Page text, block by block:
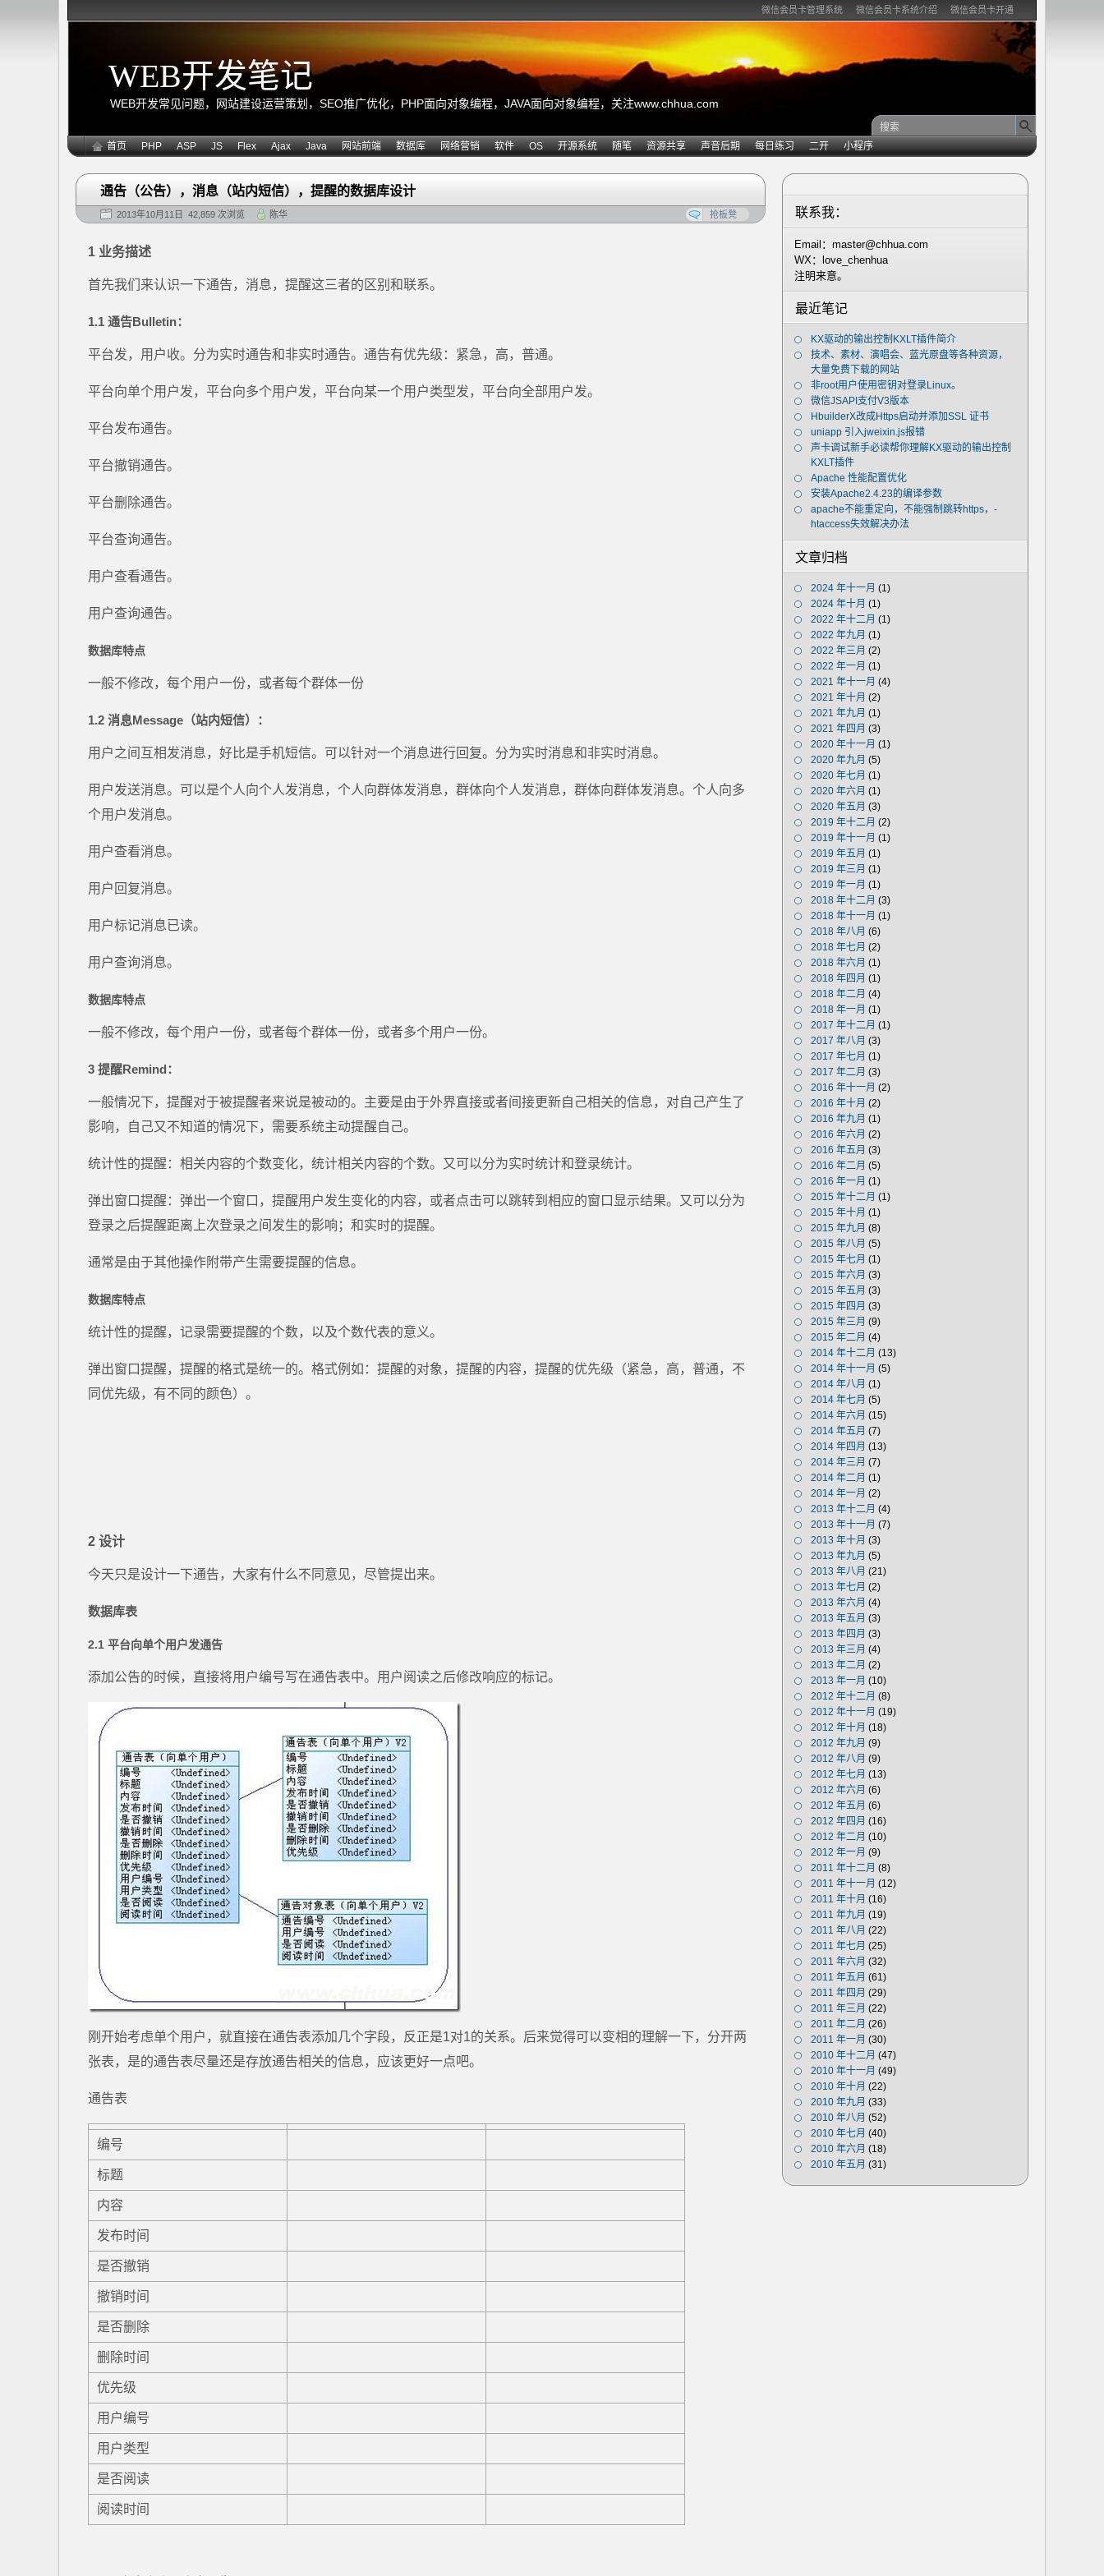
微信会员卡管理系统 微信会员卡系统介绍 微信会员卡开通
WEB开发笔记
WEB开发常见问题，网站建设运营策划，SEO推广优化，PHP面向对象编程，JAVA面向对象编程，关注www.chhua.com
首页 PHP ASP JS Flex Ajax Java 网站前端 数据库 网络营销 软件 OS 开源系统 随笔 资源共享 声音后期 每日练习 二开 小程序
通告（公告），消息（站内短信），提醒的数据库设计
2013年10月11日 42,859 次浏览 陈华 抢板凳
1 业务描述
首先我们来认识一下通告，消息，提醒这三者的区别和联系。
1.1 通告Bulletin：
平台发，用户收。分为实时通告和非实时通告。通告有优先级：紧急，高，普通。
平台向单个用户发，平台向多个用户发，平台向某一个用户类型发，平台向全部用户发。
平台发布通告。
平台撤销通告。
平台删除通告。
平台查询通告。
用户查看通告。
用户查询通告。
数据库特点
一般不修改，每个用户一份，或者每个群体一份
1.2 消息Message （站内短信）：
用户之间互相发消息，好比是手机短信。可以针对一个消息进行回复。分为实时消息和非实时消息。
用户发送消息。可以是个人向个人发消息，个人向群体发消息，群体向个人发消息，群体向群体发消息。个人向多
个用户发消息。
用户查看消息。
用户回复消息。
用户标记消息已读。
用户查询消息。
数据库特点
一般不修改，每个用户一份，或者每个群体一份，或者多个用户一份。
3 提醒Remind：
一般情况下，提醒对于被提醒者来说是被动的。主要是由于外界直接或者间接更新自己相关的信息，对自己产生了
影响，自己又不知道的情况下，需要系统主动提醒自己。
统计性的提醒：相关内容的个数变化，统计相关内容的个数。又可以分为实时统计和登录统计。
弹出窗口提醒：弹出一个窗口，提醒用户发生变化的内容，或者点击可以跳转到相应的窗口显示结果。又可以分为
登录之后提醒距离上次登录之间发生的影响；和实时的提醒。
通常是由于其他操作附带产生需要提醒的信息。
数据库特点
统计性的提醒，记录需要提醒的个数，以及个数代表的意义。
弹出窗口提醒，提醒的格式是统一的。格式例如：提醒的对象，提醒的内容，提醒的优先级（紧急，高，普通，不
同优先级，有不同的颜色）。
2 设计
今天只是设计一下通告，大家有什么不同意见，尽管提出来。
数据库表
2.1 平台向单个用户发通告
添加公告的时候，直接将用户编号写在通告表中。用户阅读之后修改响应的标记。
刚开始考虑单个用户，就直接在通告表添加几个字段，反正是1对1的关系。后来觉得可以变相的理解一下，分开两
张表，是的通告表尽量还是存放通告相关的信息，应该更好一点吧。
通告表
编号
标题
内容
发布时间
是否撤销
撤销时间
是否删除
删除时间
优先级
用户编号
用户类型
是否阅读
阅读时间
联系我：
Email：master@chhua.com
WX：love_chenhua
注明来意。
最近笔记
KX驱动的输出控制KXLT插件简介
技术、素材、演唱会、蓝光原盘等各种资源，
大量免费下载的网站
非root用户使用密钥对登录Linux。
微信JSAPI支付V3版本
HbuilderX改成Https启动并添加SSL 证书
uniapp 引入jweixin.js报错
声卡调试新手必读帮你理解KX驱动的输出控制
KXLT插件
Apache 性能配置优化
安装Apache2.4.23的编译参数
apache不能重定向，不能强制跳转https，-
htaccess失效解决办法
文章归档
2024 年十一月 (1)
2024 年十月 (1)
2022 年十二月 (1)
2022 年九月 (1)
2022 年三月 (2)
2022 年一月 (1)
2021 年十一月 (4)
2021 年十月 (2)
2021 年九月 (1)
2021 年四月 (3)
2020 年十一月 (1)
2020 年九月 (5)
2020 年七月 (1)
2020 年六月 (1)
2020 年五月 (3)
2019 年十二月 (2)
2019 年十一月 (1)
2019 年五月 (1)
2019 年三月 (1)
2019 年一月 (1)
2018 年十二月 (3)
2018 年十一月 (1)
2018 年八月 (6)
2018 年七月 (2)
2018 年六月 (1)
2018 年四月 (1)
2018 年二月 (4)
2018 年一月 (1)
2017 年十二月 (1)
2017 年八月 (3)
2017 年七月 (1)
2017 年二月 (3)
2016 年十一月 (2)
2016 年十月 (2)
2016 年九月 (1)
2016 年六月 (2)
2016 年五月 (3)
2016 年二月 (5)
2016 年一月 (1)
2015 年十二月 (1)
2015 年十月 (1)
2015 年九月 (8)
2015 年八月 (5)
2015 年七月 (1)
2015 年六月 (3)
2015 年五月 (3)
2015 年四月 (3)
2015 年三月 (9)
2015 年二月 (4)
2014 年十二月 (13)
2014 年十一月 (5)
2014 年八月 (1)
2014 年七月 (5)
2014 年六月 (15)
2014 年五月 (7)
2014 年四月 (13)
2014 年三月 (7)
2014 年二月 (1)
2014 年一月 (2)
2013 年十二月 (4)
2013 年十一月 (7)
2013 年十月 (3)
2013 年九月 (5)
2013 年八月 (21)
2013 年七月 (2)
2013 年六月 (4)
2013 年五月 (3)
2013 年四月 (3)
2013 年三月 (4)
2013 年二月 (2)
2013 年一月 (10)
2012 年十二月 (8)
2012 年十一月 (19)
2012 年十月 (18)
2012 年九月 (9)
2012 年八月 (9)
2012 年七月 (13)
2012 年六月 (6)
2012 年五月 (6)
2012 年四月 (16)
2012 年二月 (10)
2012 年一月 (9)
2011 年十二月 (8)
2011 年十一月 (12)
2011 年十月 (16)
2011 年九月 (19)
2011 年八月 (22)
2011 年七月 (25)
2011 年六月 (32)
2011 年五月 (61)
2011 年四月 (29)
2011 年三月 (22)
2011 年二月 (26)
2011 年一月 (30)
2010 年十二月 (47)
2010 年十一月 (49)
2010 年十月 (22)
2010 年九月 (33)
2010 年八月 (52)
2010 年七月 (40)
2010 年六月 (18)
2010 年五月 (31)